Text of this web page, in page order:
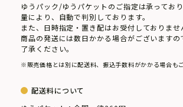
ゆうパック/ゆうパケットのご指定は承ってお
量により、自動で判別しております。
また、日時指定・置き配はお受付しておりませ
商品の発送には数日かかる場合がございます
了承ください。
※販売価格とは別に配送料、振込手数料がかかる場合もご
配送料について